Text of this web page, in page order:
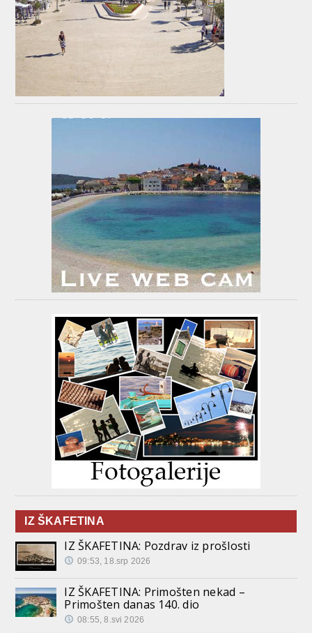
IZ ŠKAFETINA
IZ ŠKAFETINA: Pozdrav iz prošlosti
09:53, 18.srp 2026
IZ ŠKAFETINA: Primošten nekad –
Primošten danas 140. dio
08:55, 8.svi 2026